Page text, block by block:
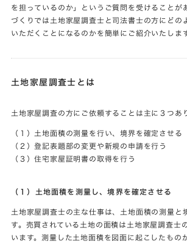
を担っているのか」というご質問を受けることが
づくりでは土地家屋調査士と司法書士の方にどの
いただくことになるのかを簡単にご紹介いたしま
土地家屋調査士とは
土地家屋調査の方にご依頼することは主に３つあ
（１）土地面積の測量を行い、境界を確定させる
（２）登記表題部の変更や新規の申請を行う
（３）住宅家屋証明書の取得を行う
（１）土地面積を測量し、境界を確定させる
土地家屋調査士の主な仕事は、土地面積の測量と
す。売買されている土地の面積は土地家屋調査士
います。測量した土地面積を図面に起こしたもの